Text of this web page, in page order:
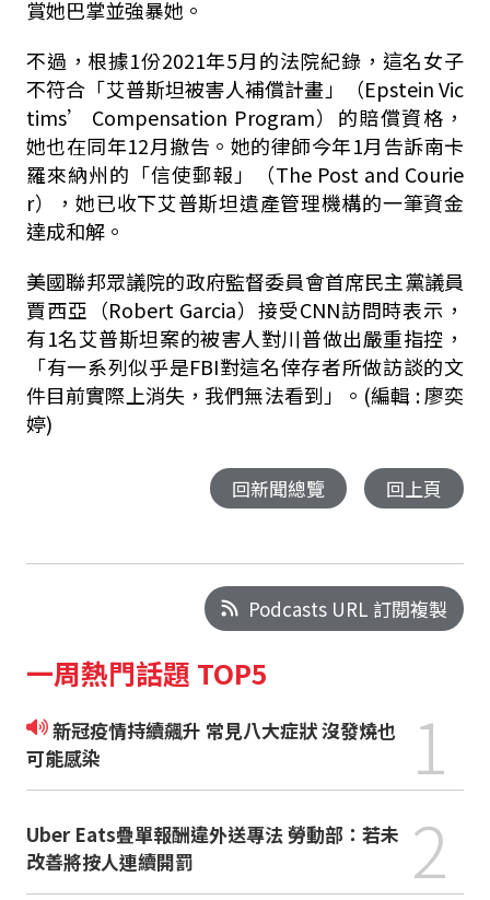
賞她巴掌並強暴她。
不過，根據1份2021年5月的法院紀錄，這名女子
不符合「艾普斯坦被害人補償計畫」（Epstein Vic
tims’ Compensation Program）的賠償資格，
她也在同年12月撤告。她的律師今年1月告訴南卡
羅來納州的「信使郵報」（The Post and Courie
r），她已收下艾普斯坦遺產管理機構的一筆資金
達成和解。
美國聯邦眾議院的政府監督委員會首席民主黨議員
賈西亞（Robert Garcia）接受CNN訪問時表示，
有1名艾普斯坦案的被害人對川普做出嚴重指控，
「有一系列似乎是FBI對這名倖存者所做訪談的文
件目前實際上消失，我們無法看到」。 (編輯 : 廖奕
婷)
回新聞總覽 回上頁
Podcasts URL 訂閱複製
一周熱門話題 TOP5
新冠疫情持續飆升 常見八大症狀 沒發燒也
可能感染
1
Uber Eats疊單報酬違外送專法 勞動部：若未
改善將按人連續開罰
2